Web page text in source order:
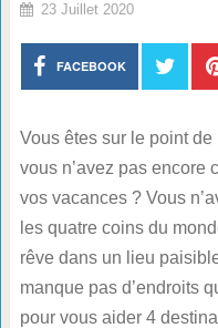
23 Juillet 2020
FACEBOOK
Vous êtes sur le point
vous n’avez pas encore
vos vacances ? Vous
les quatre coins du
rêve dans un lieu
manque pas d’endroits
pour vous aider 4